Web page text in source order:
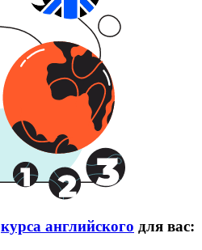
курса английского для вас: